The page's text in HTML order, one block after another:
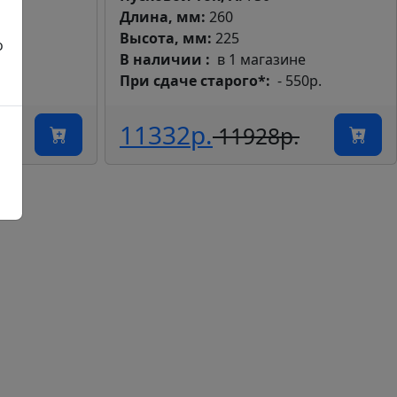
Длина, мм: 260
Высота, мм: 225
В наличии
в 1 магазине
При сдаче старого*
- 550р.
11332р.11928р.